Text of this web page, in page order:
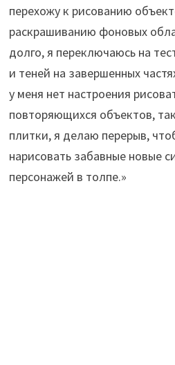
перехожу к рисованию
раскрашиванию фоновых
долго, я переключаюсь на
и теней на завершенных
у меня нет настроения
повторяющихся объектов,
плитки, я делаю перерыв,
нарисовать забавные новые
персонажей в толпе.»